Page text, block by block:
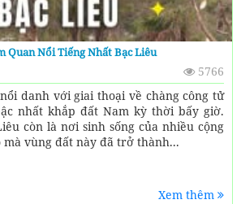
Quan Nổi Tiếng Nhất Bạc Liêu
5766
danh với giai thoại về chàng công tử
nhất khắp đất Nam kỳ thời bấy giờ.
còn là nơi sinh sống của nhiều cộng
mà vùng đất này đã trở thành...
Xem thêm